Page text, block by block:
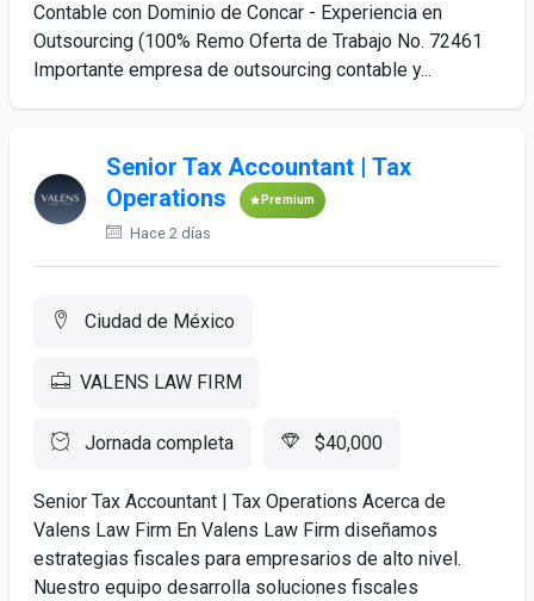
Contable con Dominio de Concar - Experiencia en
Outsourcing (100% Remo Oferta de Trabajo No. 72461
Importante empresa de outsourcing contable y...
Senior Tax Accountant | Tax
Operations
Premium
Hace 2 días
Ciudad de México
VALENS LAW FIRM
Jornada completa $40,000
Senior Tax Accountant | Tax Operations Acerca de
Valens Law Firm En Valens Law Firm diseñamos
estrategias fiscales para empresarios de alto nivel.
Nuestro equipo desarrolla soluciones fiscales